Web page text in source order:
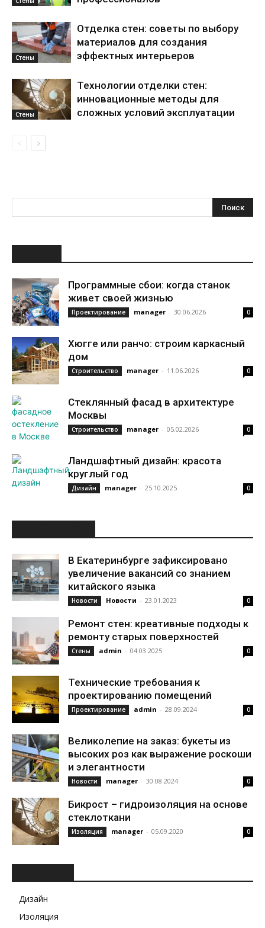
Стены
Отделка стен: советы по выбору
материалов для создания
эффектных интерьеров
Стены
Технологии отделки стен:
инновационные методы для
сложных условий эксплуатации
Программные сбои: когда станок
живет своей жизнью
Проектирование manager - 30.06.2026 0
Хюгге или ранчо: строим каркасный
дом
Строительство manager - 11.06.2026 0
Стеклянный фасад в архитектуре
Москвы
Строительство manager - 05.02.2026 0
Ландшафтный дизайн: красота
круглый год
Дизайн manager - 25.10.2025 0
В Екатеринбурге зафиксировано
увеличение вакансий со знанием
китайского языка
Новости Новости - 23.01.2023 0
Ремонт стен: креативные подходы к
ремонту старых поверхностей
Стены admin - 04.03.2025 0
Технические требования к
проектированию помещений
Проектирование admin - 28.09.2024 0
Великолепие на заказ: букеты из
высоких роз как выражение роскоши
и элегантности
Новости manager - 30.08.2024 0
Бикрост – гидроизоляция на основе
стеклоткани
Изоляция manager - 05.09.2020 0
Дизайн
Изоляция